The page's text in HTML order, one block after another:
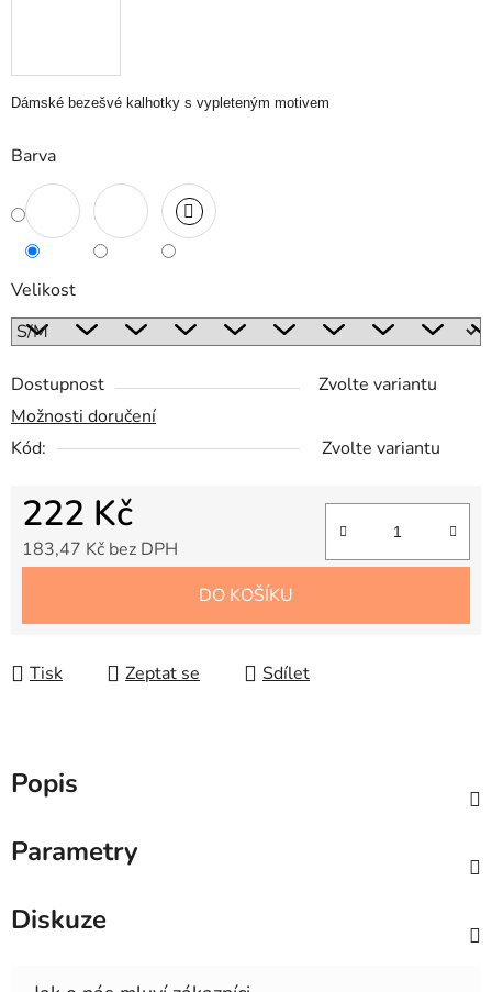
Dámské bezešvé kalhotky s vypleteným motivem
Barva
Velikost
Dostupnost
Zvolte variantu
Možnosti doručení
Kód:
Zvolte variantu
222 Kč
183,47 Kč bez DPH
DO KOŠÍKU
Tisk Zeptat se Sdílet
Popis
Parametry
Diskuze